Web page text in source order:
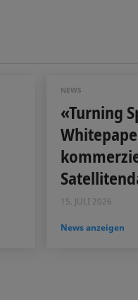
NEWS
«Turning
15. JULI 2026
News anzeigen